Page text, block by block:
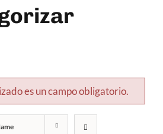
es un campo obligatorio.